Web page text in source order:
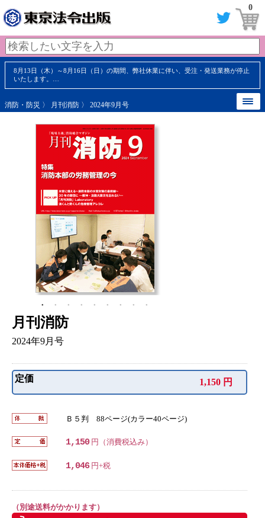
0
8月13日（木）～8月16日（日）の期間、弊社休業に伴い、受注・発送業務が停止
いたします。…
消防・防災 〉 月刊消防 〉 2024年9月号
【 内容見本 】
【 内容見本 】
【 内容見本 】
【 内容見本 】
【 内容見本 】
【 内容見本 】
【 内容見本 】
【 内容見本 】
月刊消防
2024年9月号
定価 1,150 円
Ｂ５判 88ページ(カラー40ページ)
1,150 円（消費税込み）
1,046 円+税
（別途送料がかかります）